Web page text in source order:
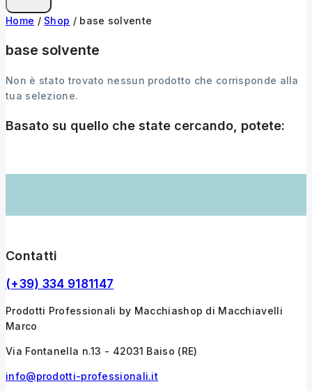
Home / Shop / base solvente
base solvente
Non è stato trovato nessun prodotto che corrisponde alla
tua selezione.
Basato su quello che state cercando, potete:
Contatti
(+39) 334 9181147
Prodotti Professionali by Macchiashop di Macchiavelli
Marco
Via Fontanella n.13 - 42031 Baiso (RE)
info@prodotti-professionali.it